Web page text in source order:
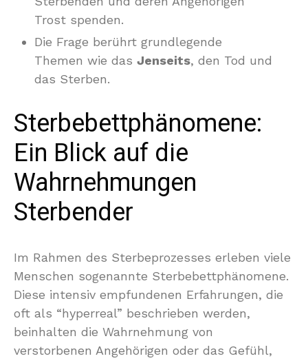
Trost spenden.
Die Frage berührt grundlegende
Themen wie das Jenseits, den Tod und
das Sterben.
Sterbebettphänomene:
Ein Blick auf die
Wahrnehmungen
Sterbender
Im Rahmen des Sterbeprozesses erleben viele
Menschen sogenannte Sterbebettphänomene.
Diese intensiv empfundenen Erfahrungen, die
oft als “hyperreal” beschrieben werden,
beinhalten die Wahrnehmung von
verstorbenen Angehörigen oder das Gefühl,